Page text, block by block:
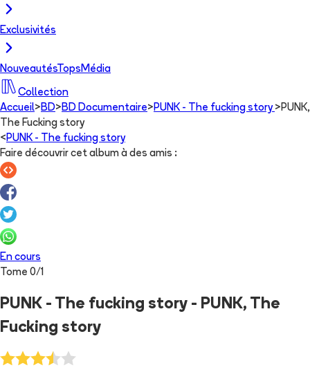
Exclusivités
NouveautésTops Média
Collection
Accueil> BD> BD Documentaire> PUNK - The fucking story > PUNK,
The Fucking story
< PUNK - The fucking story
Faire découvrir cet album à des amis :
En cours
Tome 0/1
PUNK - The fucking story - PUNK, The
Fucking story